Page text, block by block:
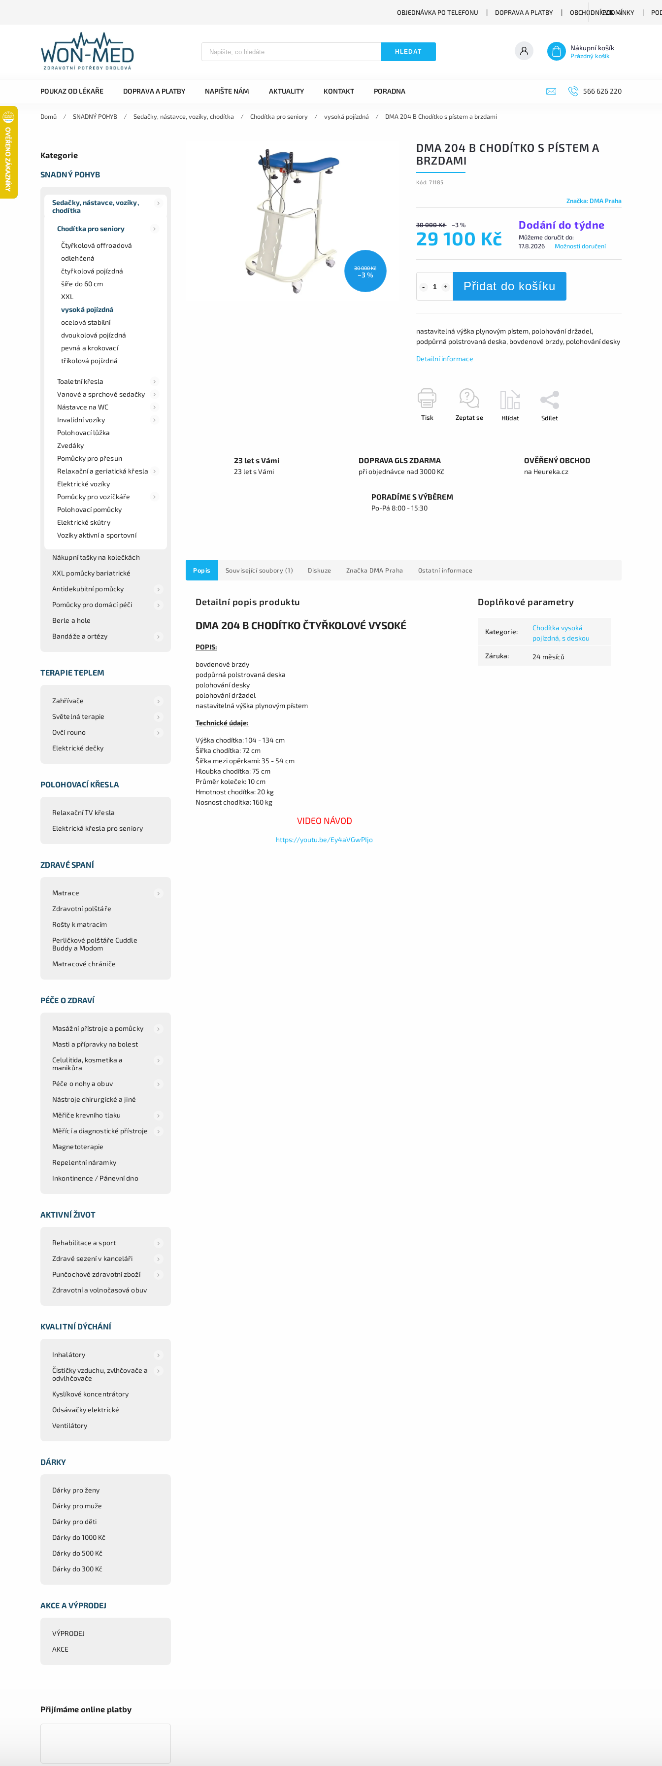
OBJEDNÁVKA PO TELEFONU DOPRAVA A PLATBY OBCHODNÍ PODMÍNKY
CZK
HLEDAT Nákupní košík
Prázdný košík
POUKAZ OD LÉKAŘE DOPRAVA A PLATBY NAPIŠTE NÁM AKTUALITY KONTAKT PORADNA 566 626 220
Domů / SNADNÝ POHYB / Sedačky, nástavce, vozíky, chodítka / Chodítka pro seniory / vysoká pojízdná / DMA 204 B Chodítko s pístem a brzdami
Kategorie
SNADNÝ POHYB
Sedačky, nástavce, vozíky,
chodítka
Chodítka pro seniory
Čtyřkolová offroadová
odlehčená
čtyřkolová pojízdná
šíře do 60 cm
XXL
vysoká pojízdná
ocelová stabilní
dvoukolová pojízdná
pevná a krokovací
tříkolová pojízdná
Toaletní křesla
Vanové a sprchové sedačky
Nástavce na WC
Invalidní vozíky
Polohovací lůžka
Zvedáky
Pomůcky pro přesun
Relaxační a geriatická křesla
Elektrické vozíky
Pomůcky pro vozíčkáře
Polohovací pomůcky
Elektrické skútry
Vozíky aktivní a sportovní
Nákupní tašky na kolečkách
XXL pomůcky bariatrické
Antidekubitní pomůcky
Pomůcky pro domácí péči
Berle a hole
Bandáže a ortézy
TERAPIE TEPLEM
Zahřívače
Světelná terapie
Ovčí rouno
Elektrické dečky
POLOHOVACÍ KŘESLA
Relaxační TV křesla
Elektrická křesla pro seniory
ZDRAVÉ SPANÍ
Matrace
Zdravotní polštáře
Rošty k matracím
Perličkové polštáře Cuddle
Buddy a Modom
Matracové chrániče
PÉČE O ZDRAVÍ
Masážní přístroje a pomůcky
Masti a přípravky na bolest
Celulitida, kosmetika a
manikůra
Péče o nohy a obuv
Nástroje chirurgické a jiné
Měřiče krevního tlaku
Měřící a diagnostické přístroje
Magnetoterapie
Repelentní náramky
Inkontinence / Pánevní dno
AKTIVNÍ ŽIVOT
Rehabilitace a sport
Zdravé sezení v kanceláři
Punčochové zdravotní zboží
Zdravotní a volnočasová obuv
KVALITNÍ DÝCHÁNÍ
Inhalátory
Čističky vzduchu, zvlhčovače a
odvlhčovače
Kyslíkové koncentrátory
Odsávačky elektrické
Ventilátory
DÁRKY
Dárky pro ženy
Dárky pro muže
Dárky pro děti
Dárky do 1000 Kč
Dárky do 500 Kč
Dárky do 300 Kč
AKCE A VÝPRODEJ
VÝPRODEJ
AKCE
Přijímáme online platby
30 000 Kč
–3 %
DMA 204 B CHODÍTKO S PÍSTEM A
BRZDAMI
Kód: 71185
Značka: DMA Praha
30 000 Kč –3 %
29 100 Kč
Dodání do týdne
Můžeme doručit do:
17.8.2026
Možnosti doručení
Přidat do košíku
nastavitelná výška plynovým pístem, polohování držadel,
podpůrná polstrovaná deska, bovdenové brzdy, polohování desky
Detailní informace
Tisk Zeptat se Hlídat Sdílet
23 let s Vámi
23 let s Vámi
DOPRAVA GLS ZDARMA
při objednávce nad 3000 Kč
OVĚŘENÝ OBCHOD
na Heureka.cz
PORADÍME S VÝBĚREM
Po-Pá 8:00 - 15:30
Popis Související soubory (1) Diskuze Značka DMA Praha Ostatní informace
Detailní popis produktu
DMA 204 B CHODÍTKO ČTYŘKOLOVÉ VYSOKÉ
POPIS:
bovdenové brzdy
podpůrná polstrovaná deska
polohování desky
polohování držadel
nastavitelná výška plynovým pístem
Technické údaje:
Výška chodítka: 104 - 134 cm
Šířka chodítka: 72 cm
Šířka mezi opěrkami: 35 - 54 cm
Hloubka chodítka: 75 cm
Průměr koleček: 10 cm
Hmotnost chodítka: 20 kg
Nosnost chodítka: 160 kg
VIDEO NÁVOD
https://youtu.be/Ey4aVGwPIjo
Doplňkové parametry
Kategorie:
Chodítka vysoká
pojízdná, s deskou
Záruka: 24 měsíců